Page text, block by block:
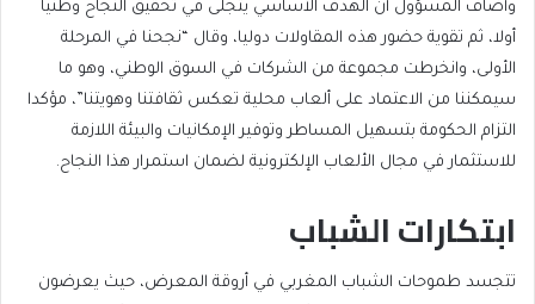
وأضاف المسؤول أن الهدف الأساسي يتجلى في تحقيق النجاح وطنيا
أولا، ثم تقوية حضور هذه المقاولات دوليا، وقال “نجحنا في المرحلة
الأولى، وانخرطت مجموعة من الشركات في السوق الوطني، وهو ما
سيمكننا من الاعتماد على ألعاب محلية تعكس ثقافتنا وهويتنا”، مؤكدا
التزام الحكومة بتسهيل المساطر وتوفير الإمكانيات والبيئة اللازمة
للاستثمار في مجال الألعاب الإلكترونية لضمان استمرار هذا النجاح.
ابتكارات الشباب
تتجسد طموحات الشباب المغربي في أروقة المعرض، حيث يعرضون